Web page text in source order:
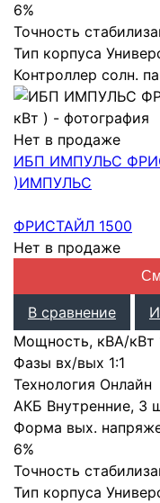
6%
Точность
Тип корпуса
Контроллер солн.
Нет в продаже
ИБП ИМПУЛЬС
)ИМПУЛЬС
ФРИСТАЙЛ 1500
Нет в продаже
В сравнение
Мощность, кВА/кВт
Фазы вх/вых 1:1
Технология Онлайн
АКБ Внутренние, 3
Форма вых.
6%
Точность
Тип корпуса